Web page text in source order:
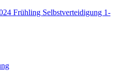
Frühling Selbstverteidigung 1-